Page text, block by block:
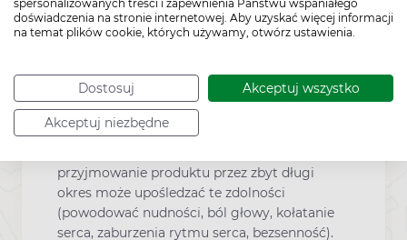
spersonalizowanych treści i zapewnienia Państwu wspaniałego
doświadczenia na stronie internetowej. Aby uzyskać więcej informacji
na temat plików cookie, których używamy, otwórz ustawienia.
Dostosuj Akceptuj wszystko
Akceptuj niezbędne
prowadzenia pojazdów mechanicznych i
obsługiwania urządzeń mechanicznych w
ruchu, jeśli stosowany jest w zalecanych
dawkach oraz przez krótki okres (do 5 dni).
przyjmowanie produktu przez zbyt długi
okres może upośledzać te zdolności
(powodować nudności, ból głowy, kołatanie
serca, zaburzenia rytmu serca, bezsenność).